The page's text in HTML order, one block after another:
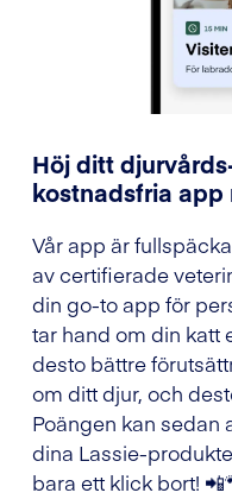
Höj ditt
kostnadsfria app
Vår app är
av certifierade
din go-to app för
tar hand om din katt
desto bättre
om ditt djur, och
Poängen kan sedan
dina Lassie-
bara ett klick bort!